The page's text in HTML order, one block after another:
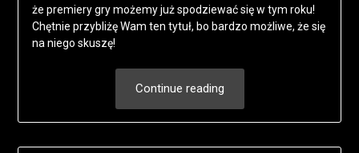
że premiery gry możemy już spodziewać się w tym roku!
Chętnie przybliżę Wam ten tytuł, bo bardzo możliwe, że się
na niego skuszę!
Continue reading